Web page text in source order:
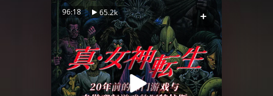
96:18 65.2k